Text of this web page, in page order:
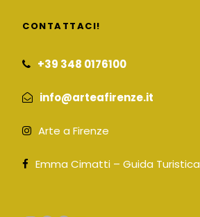
CONTATTACI!
+39 348 0176100
info@arteafirenze.it
Arte a Firenze
Emma Cimatti – Guida Turistica